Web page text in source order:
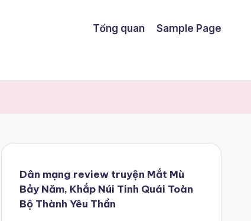
Tổng quan Sample Page
Dân mạng review truyện Mắt Mù
Bảy Năm, Khắp Núi Tinh Quái Toàn
Bộ Thành Yêu Thần